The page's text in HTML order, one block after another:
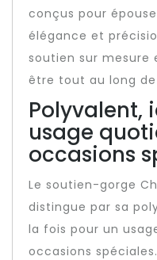
conçus pour
élégance et
soutien sur mesure
être tout au long
Polyvalent,
usage
occasions
Le soutien-gorge
distingue par sa
la fois pour un
occasions